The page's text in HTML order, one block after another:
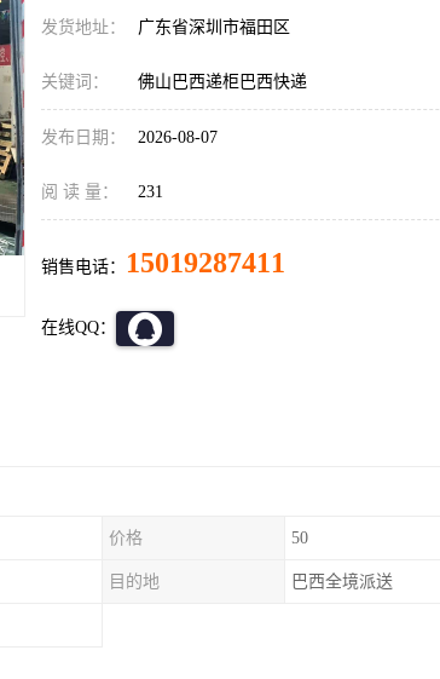
发货地址： 广东省深圳市福田区
关键词： 佛山巴西递柜巴西快递
发布日期： 2026-08-07
阅 读 量： 231
销售电话： 15019287411
在线QQ：
价格 50
目的地 巴西全境派送